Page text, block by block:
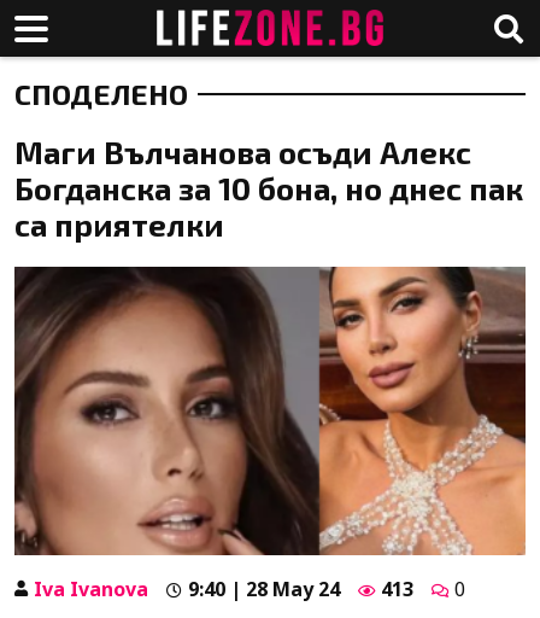
СПОДЕЛЕНО
Маги Вълчанова осъди Алекс
Богданска за 10 бона, но днес пак
са приятелки
Iva Ivanova 9:40 | 28 May 24 413 0